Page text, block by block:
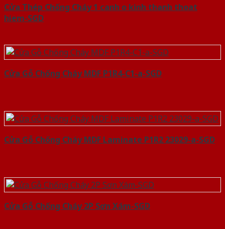
Cửa Thép Chống Cháy 1 canh o kinh thanh thoat
hiem-SGD
Cửa Gỗ Chống Cháy MDF P1R4-C1-a-SGD
Cửa Gỗ Chống Cháy MDF Laminate P1R2 23029-a-SGD
Cửa Gỗ Chống Cháy 2P Sơn Xám-SGD